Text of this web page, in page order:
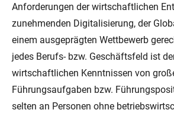
Anforderungen der wirtschaftlichen
zunehmenden Digitalisierung, der
einem ausgeprägten Wettbewerb
jedes Berufs- bzw. Geschäftsfeld ist
wirtschaftlichen Kenntnissen von
Führungsaufgaben bzw.
selten an Personen ohne